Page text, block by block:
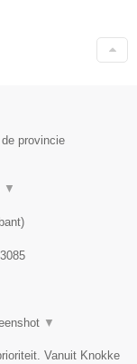
provincie
▼
)
▼
Vanuit Knokke